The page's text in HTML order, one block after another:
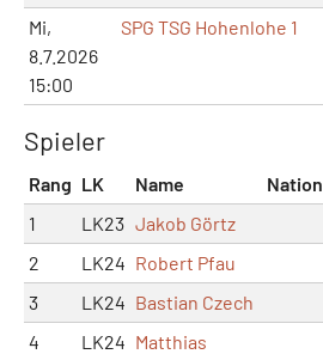
Mi,
8.7.2026
15:00
SPG TSG Hohenlohe 1
Spieler
Rang LK Name Nation
1
LK23 Jakob Görtz
2
LK24 Robert Pfau
3
LK24 Bastian Czech
4
LK24 Matthias